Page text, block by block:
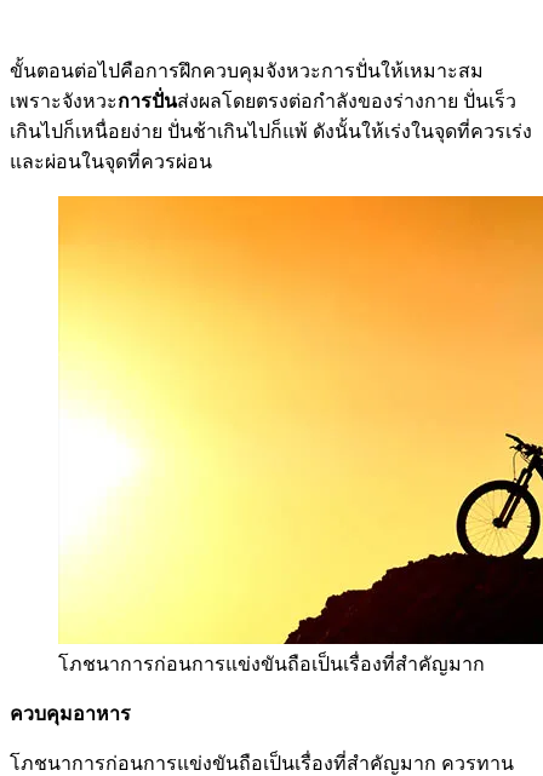
ขั้นตอนต่อไปคือการฝึกควบคุมจังหวะการปั่นให้เหมาะสม
เพราะจังหวะการปั่นส่งผลโดยตรงต่อกำลังของร่างกาย ปั่นเร็ว
เกินไปก็เหนื่อยง่าย ปั่นช้าเกินไปก็แพ้ ดังนั้นให้เร่งในจุดที่ควรเร่ง
และผ่อนในจุดที่ควรผ่อน
โภชนาการก่อนการแข่งขันถือเป็นเรื่องที่สำคัญมาก
ควบคุมอาหาร
โภชนาการก่อนการแข่งขันถือเป็นเรื่องที่สำคัญมาก ควรทาน